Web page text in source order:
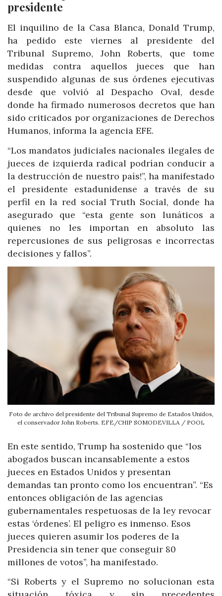
presidente
El inquilino de la Casa Blanca, Donald Trump,
ha pedido este viernes al presidente del
Tribunal Supremo, John Roberts, que tome
medidas contra aquellos jueces que han
suspendido algunas de sus órdenes ejecutivas
desde que volvió al Despacho Oval, desde
donde ha firmado numerosos decretos que han
sido criticados por organizaciones de Derechos
Humanos, informa la agencia EFE.
“Los mandatos judiciales nacionales ilegales de
jueces de izquierda radical podrían conducir a
la destrucción de nuestro país!”, ha manifestado
el presidente estadunidense a través de su
perfil en la red social Truth Social, donde ha
asegurado que “esta gente son lunáticos a
quienes no les importan en absoluto las
repercusiones de sus peligrosas e incorrectas
decisiones y fallos”.
Foto de archivo del presidente del Tribunal Supremo de Estados Unidos,
el conservador John Roberts. EFE/CHIP SOMODEVILLA / POOL
En este sentido, Trump ha sostenido que “los
abogados buscan incansablemente a estos
jueces en Estados Unidos y presentan
demandas tan pronto como los encuentran”. “Es
entonces obligación de las agencias
gubernamentales respetuosas de la ley revocar
estas ‘órdenes’. El peligro es inmenso. Esos
jueces quieren asumir los poderes de la
Presidencia sin tener que conseguir 80
millones de votos”, ha manifestado.
“Si Roberts y el Supremo no solucionan esta